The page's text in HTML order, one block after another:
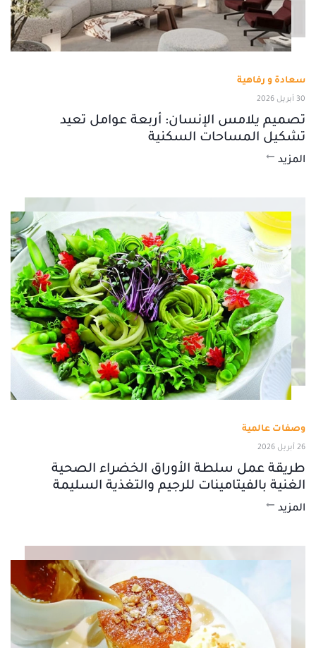
سعادة و رفاهية
30 أبريل 2026
تصميم يلامس الإنسان: أربعة عوامل تعيد
تشكيل المساحات السكنية
المزيد
وصفات عالمية
26 أبريل 2026
طريقة عمل سلطة الأوراق الخضراء الصحية
الغنية بالفيتامينات للرجيم والتغذية السليمة
المزيد